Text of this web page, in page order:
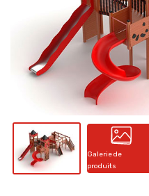
Galerie de
produits